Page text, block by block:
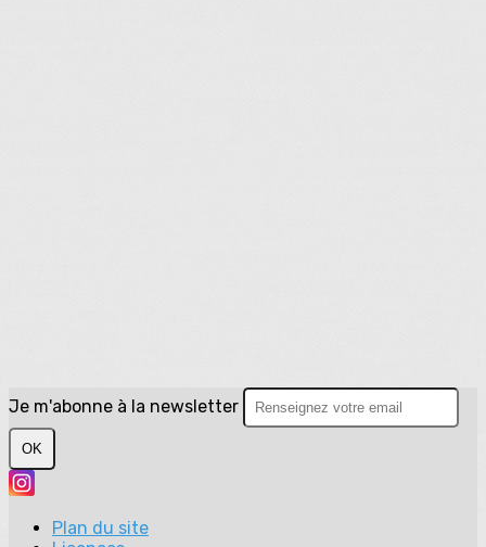
Je m'abonne à la newsletter
OK
Plan du site